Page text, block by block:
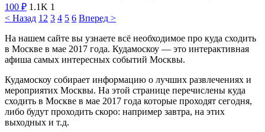
100 ₽ 1.1K 1
< Назад 1 2 3 4 5 6 Вперед >
На нашем сайте вы узнаете всё необходимое про куда сходить
в Москве в мае 2017 года. Кудамоскоу — это интерактивная
афиша самых интересных событий Москвы.
Кудамоскоу собирает информацию о лучших развлечениях и
мероприятих Москвы. На этой странице перечислены куда
сходить в Москве в мае 2017 года которые проходят сегодня,
либо будут проходить скоро: например завтра, на этих
выходных и т.д.